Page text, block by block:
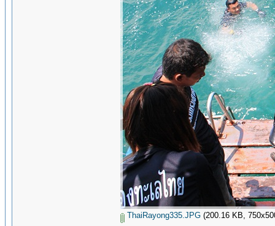
ThaiRayong335.JPG (200.16 KB,